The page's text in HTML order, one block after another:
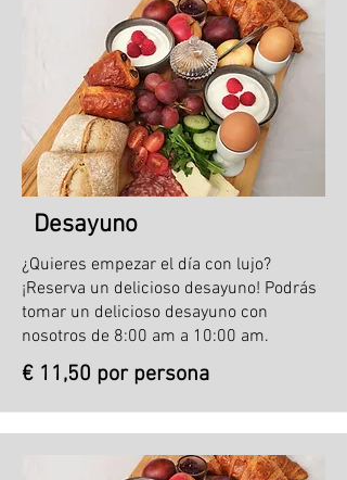
Desayuno
¿Quieres empezar el día con lujo?
¡Reserva un delicioso desayuno! Podrás
tomar un delicioso desayuno con
nosotros de 8:00 am a 10:00 am.
€ 11,50 por persona